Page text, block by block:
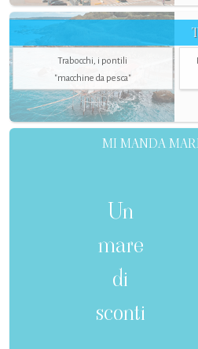
Trabocchi, i pontili
"macchine da pesca"
MI MANDA
Un
mare
di
sconti